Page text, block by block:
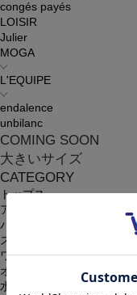
congés payés
LOISIR
Julier
MOGA
L'EQUIPE
endalence
unbilanc
COMING SOON
大きいサイズ
CATEGORY
トップス
アウター
パンツ
スカート
ワンピース
オールインワン・サロペッ
水着